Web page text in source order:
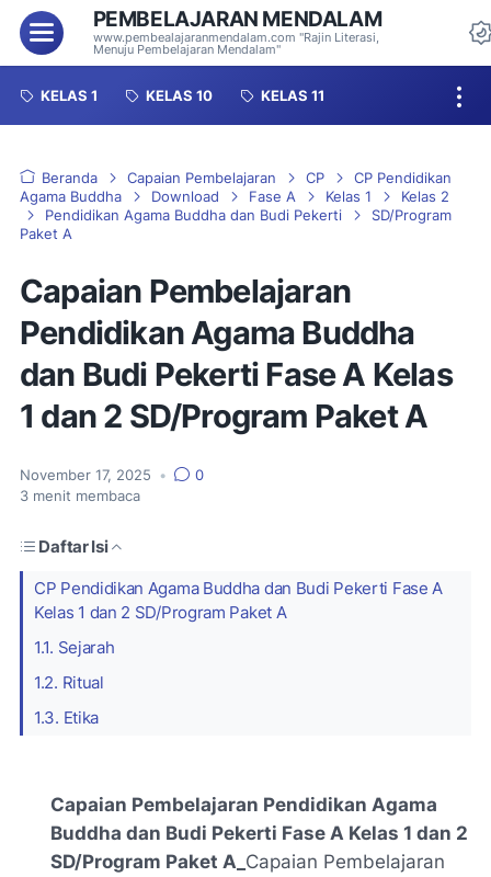
MenuPEMBELAJARAN MENDALAM
www.pembealajaranmendalam.com "Rajin Literasi,
Menuju Pembelajaran Mendalam"
KELAS 1 KELAS 10 KELAS 11
Beranda Capaian Pembelajaran CP
CP Pendidikan
Agama Buddha
Download Fase A Kelas 1
Kelas 2
Pendidikan Agama Buddha dan Budi Pekerti
SD/Program
Paket A
Capaian Pembelajaran
Pendidikan Agama Buddha
dan Budi Pekerti Fase A Kelas
1 dan 2 SD/Program Paket A
November 17, 2025 •
0
3 menit membaca
Daftar Isi
CP Pendidikan Agama Buddha dan Budi Pekerti Fase A
Kelas 1 dan 2 SD/Program Paket A
1.1. Sejarah
1.2. Ritual
1.3. Etika
Capaian Pembelajaran Pendidikan Agama
Buddha dan Budi Pekerti Fase A Kelas 1 dan 2
SD/Program Paket A_ Capaian Pembelajaran